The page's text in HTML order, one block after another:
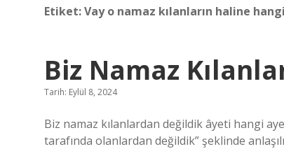
Etiket:Vay o namaz kılanların haline
Biz Namaz
Tarih: Eylül 8, 2024
Biz namaz kılanlardan değildik âyeti hangi
tarafında olanlardan değildik” şeklinde